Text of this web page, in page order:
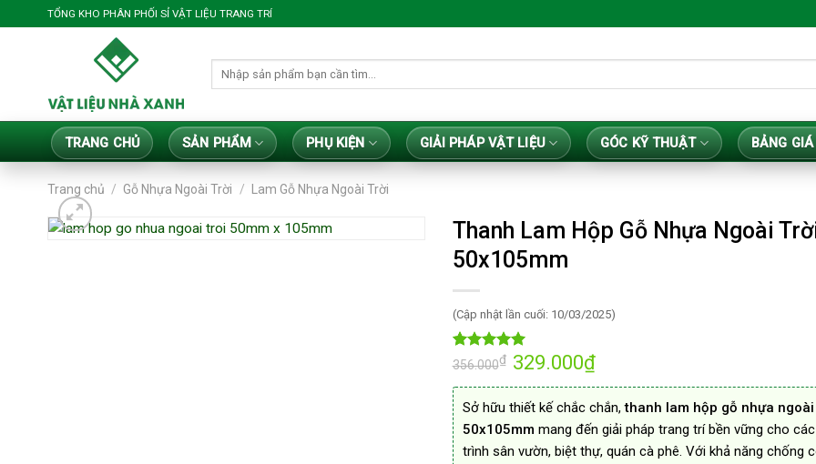
qua
TỔNG KHO PHÂN PHỐI SỈ VẬT LIỆU TRANG TRÍ
TRANG CHỦ SẢN PHẨM PHỤ KIỆN GIẢI PHÁP VẬT LIỆU GÓC KỸ THUẬT BẢNG GIÁ
Trang chủ / Gỗ Nhựa Ngoài Trời / Lam Gỗ Nhựa Ngoài Trời
Thanh Lam Hộp Gỗ Nhựa Ngoài
50x105mm
(Cập nhật lần cuối: 10/03/2025)
5.00 trên 5
12
đánh giá
356.000₫ Giá
gốc
là:
329.000₫Giá
hiện
tại
329.000₫.
Sở hữu thiết kế chắc chắn,thanh lam hộp gỗ nhựa
50x105mm mang đến giải pháp trang trí bền vững cho
trình sân vườn, biệt thự, quán cà phê. Với khả năng chống